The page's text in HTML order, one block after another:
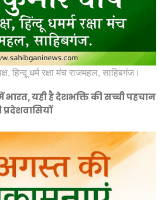
हिन्दू धर्म रक्षा मंच राजमहल, साहिबगंज।
भारत, यही है देशभक्ति की सच्ची पहचान